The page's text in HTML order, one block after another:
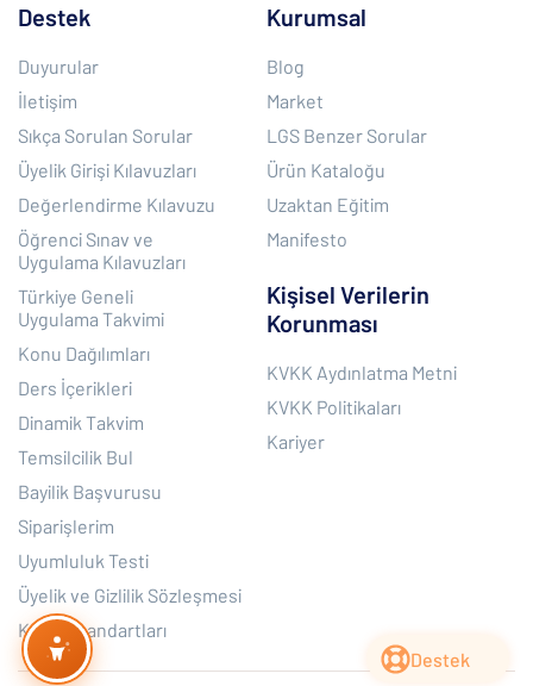
Destek
Destek
Duyurular
İletişim
Sıkça Sorulan Sorular
Üyelik Girişi Kılavuzları
Değerlendirme Kılavuzu
Öğrenci Sınav ve
Uygulama Kılavuzları
Türkiye Geneli
Uygulama Takvimi
Konu Dağılımları
Ders İçerikleri
Dinamik Takvim
Temsilcilik Bul
Bayilik Başvurusu
Siparişlerim
Uyumluluk Testi
Üyelik ve Gizlilik Sözleşmesi
Kalite Standartları
Kurumsal
Blog
Market
LGS Benzer Sorular
Ürün Kataloğu
Uzaktan Eğitim
Manifesto
Kişisel Verilerin
Korunması
KVKK Aydınlatma Metni
KVKK Politikaları
Kariyer